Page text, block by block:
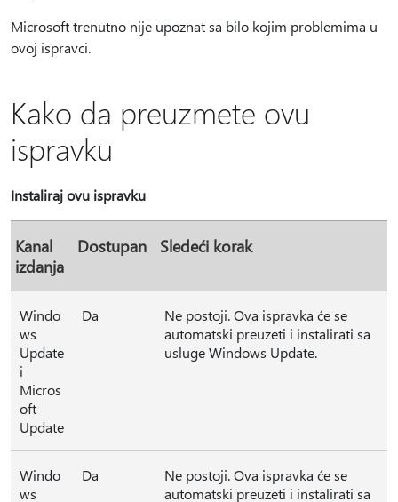
Microsoft trenutno nije upoznat sa bilo kojim problemima u
ovoj ispravci.
Kako da preuzmete ovu
ispravku
Instaliraj ovu ispravku
Kanal
izdanja
Dostupan Sledeći korak
Windo
ws
Update
i
Micros
oft
Update
Da
Ne postoji. Ova ispravka će se
automatski preuzeti i instalirati sa
usluge Windows Update.
Windo
ws
Da
Ne postoji. Ova ispravka će se
automatski preuzeti i instalirati sa